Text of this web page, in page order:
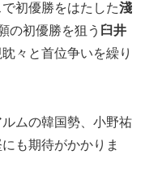
初優勝をはたした淺
の初優勝を狙う 臼井
々と首位争いを繰り
ムの韓国勢、小野祐
も期待がかかりま